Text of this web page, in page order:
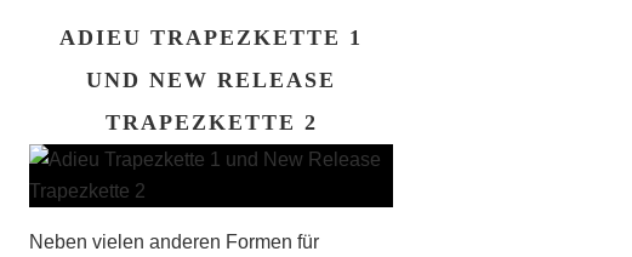
ADIEU TRAPEZKETTE 1
UND NEW RELEASE
TRAPEZKETTE 2
Neben vielen anderen Formen für